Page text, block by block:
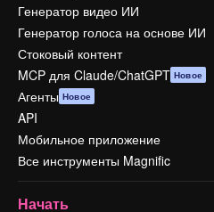
Генератор видео ИИ
Генератор голоса на основе ИИ
Стоковый контент
MCP для Claude/ChatGPT Новое
Агенты Новое
API
Мобильное приложение
Все инструменты Magnific
Начать